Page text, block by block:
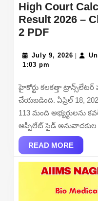
High Court
Result 2026 –
2 PDFHigh
Calcutta
Translator
Result
2026
–
Check
List-
1
and
List-
PDF
July 9, 2026 July
1:03 pm
హైకోర్టు కలకత్తా
చేయబడింది. ఏప్రిల్ 18,
113 మంది అభ్యర్థులను
అప్పీలేట్ సైడ్ అనువాదకుల
READ MOREREAD
MORE